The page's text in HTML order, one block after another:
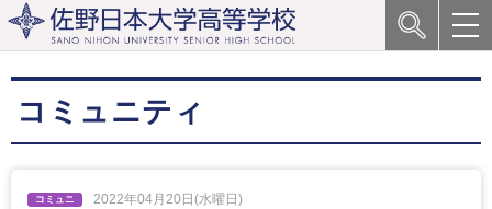
コミュニティ
2022年04月20日(水曜日)